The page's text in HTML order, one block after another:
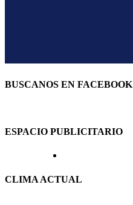
BUSCANOS EN FACEBOOK
ESPACIO PUBLICITARIO
CLIMA ACTUAL